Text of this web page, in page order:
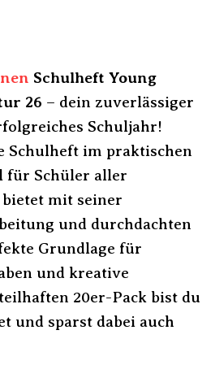
Schulheft Young
26 – dein zuverlässiger
Schuljahr!
Schulheft im praktischen
für Schüler aller
mit seiner
und durchdachten
Grundlage für
und kreative
20er-Pack bist du
und sparst dabei auch